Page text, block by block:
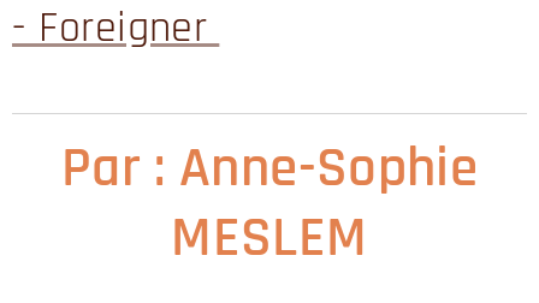
- Foreigner
Par : Anne-Sophie
MESLEM